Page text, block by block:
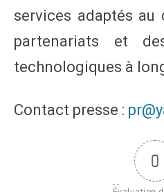
services adaptés au
partenariats et
technologiques à
Contact presse :
0